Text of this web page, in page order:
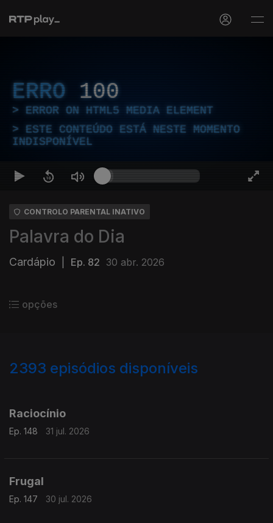
ERRO 100
ERROR ON HTML5 MEDIA ELEMENT
ESTE CONTEÚDO ESTÁ NESTE MOMENTO
INDISPONÍVEL
CONTROLO PARENTAL INATIVO
Palavra do Dia
Cardápio Ep. 82 30 abr. 2026
opções
2393 episódios disponíveis
Raciocínio
Ep. 148 31 jul. 2026
Frugal
Ep. 147 30 jul. 2026